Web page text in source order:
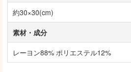
約30×30(cm)
素材・成分
レーヨン88% ポリエステル12%